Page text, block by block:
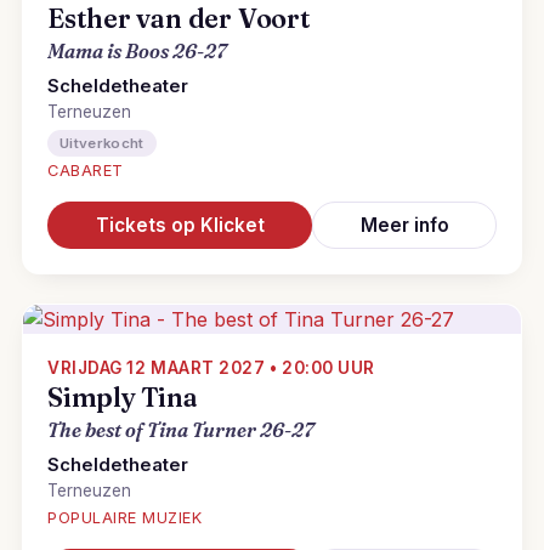
Esther van der Voort
Mama is Boos 26-27
Scheldetheater
Terneuzen
Uitverkocht
CABARET
Tickets op Klicket Meer info
VRIJDAG 12 MAART 2027 • 20:00 UUR
Simply Tina
The best of Tina Turner 26-27
Scheldetheater
Terneuzen
POPULAIRE MUZIEK